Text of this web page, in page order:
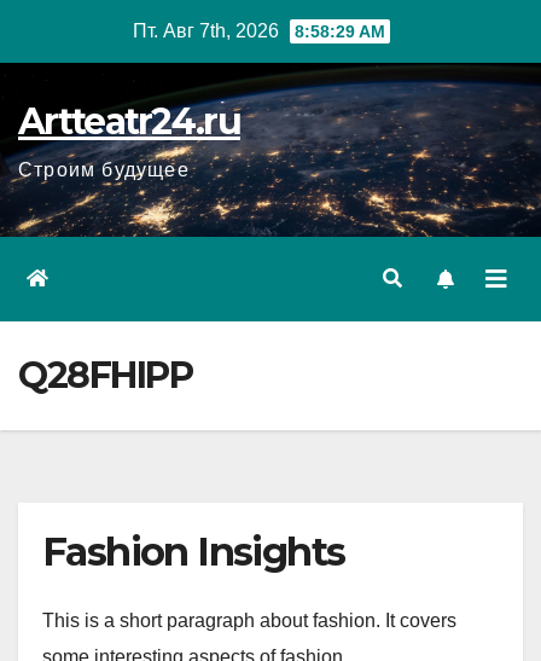
Пт. Авг 7th, 2026 8:58:30 AM
Artteatr24.ru
Строим будущее
Q28FHIPP
Fashion Insights
This is a short paragraph about fashion. It covers